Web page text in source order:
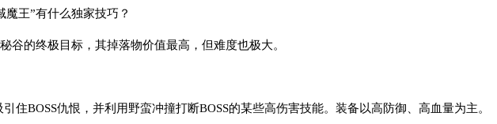
魔王”有什么独家技巧？
谷的终极目标，其掉落物价值最高，但难度也极大。
住BOSS仇恨，并利用野蛮冲撞打断BOSS的某些高伤害技能。装备以高防御、高血量为主。